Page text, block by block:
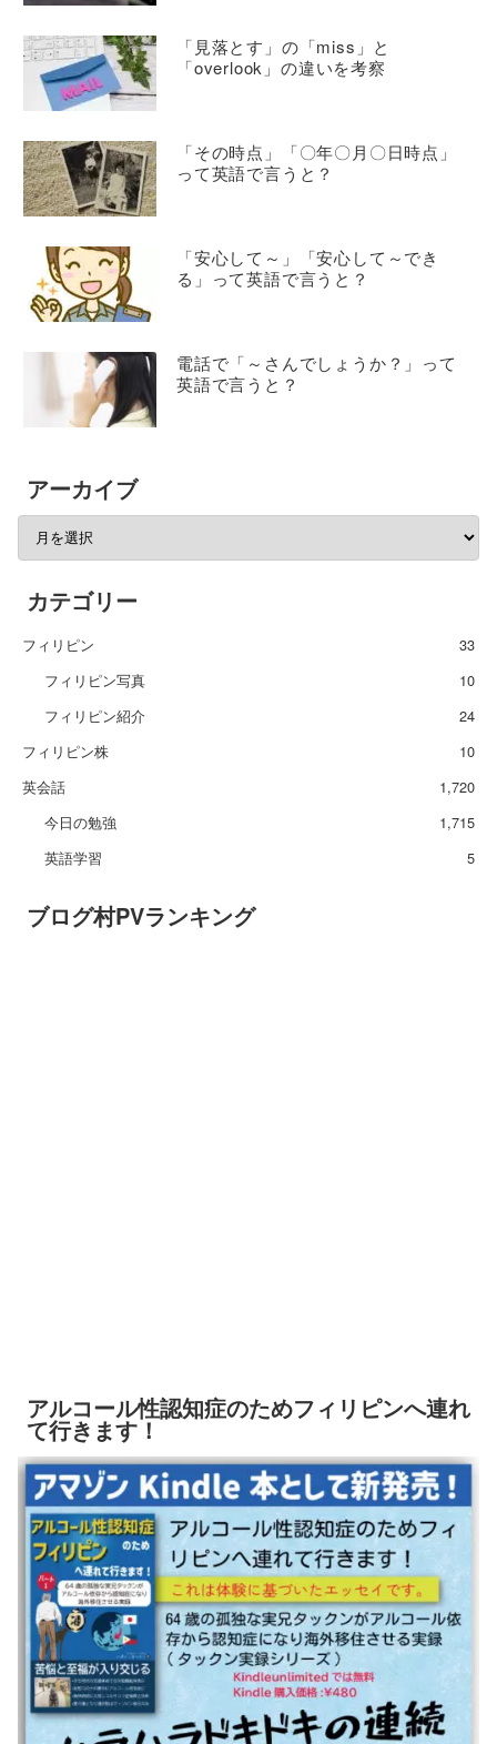
「見落とす」の「miss」と
「overlook」の違いを考察
「その時点」「〇年〇月〇日時点」
って英語で言うと？
「安心して～」「安心して～でき
る」って英語で言うと？
電話で「～さんでしょうか？」って
英語で言うと？
アーカイブ
カテゴリー
フィリピン
33
フィリピン写真
10
フィリピン紹介
24
フィリピン株
10
英会話
1,720
今日の勉強
1,715
英語学習
5
ブログ村PVランキング
アルコール性認知症のためフィリピンへ連れ
て行きます！